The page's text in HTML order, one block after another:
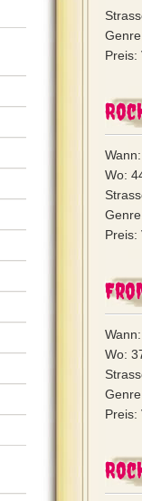
Preis:
Wo:
Preis:
Wo:
Preis: